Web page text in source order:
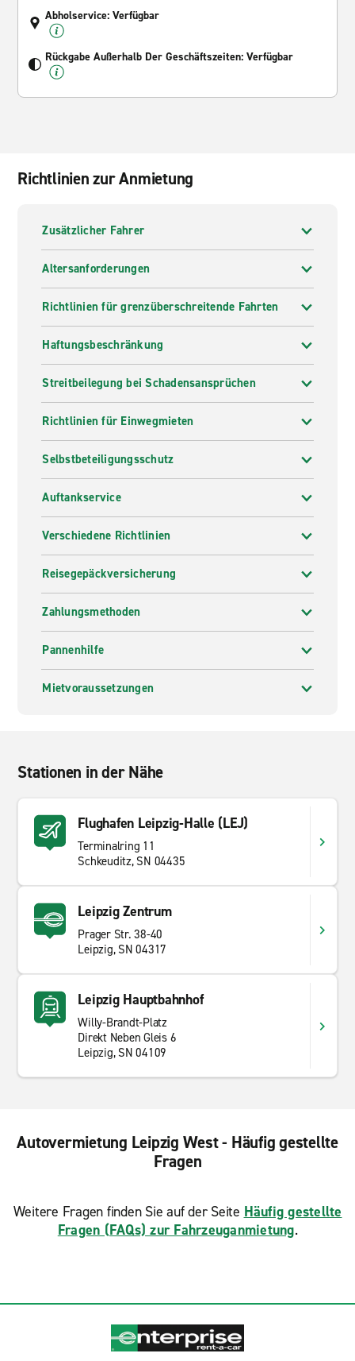
Abholservice: Verfügbar
Rückgabe Außerhalb Der Geschäftszeiten: Verfügbar
Richtlinien zur Anmietung
Zusätzlicher Fahrer
Altersanforderungen
Richtlinien für grenzüberschreitende Fahrten
Haftungsbeschränkung
Streitbeilegung bei Schadensansprüchen
Richtlinien für Einwegmieten
Selbstbeteiligungsschutz
Auftankservice
Verschiedene Richtlinien
Reisegepäckversicherung
Zahlungsmethoden
Pannenhilfe
Mietvoraussetzungen
Stationen in der Nähe
Flughafen Leipzig-Halle (LEJ)
Terminalring 11
Schkeuditz, SN 04435
Leipzig Zentrum
Prager Str. 38-40
Leipzig, SN 04317
Leipzig Hauptbahnhof
Willy-Brandt-Platz
Direkt Neben Gleis 6
Leipzig, SN 04109
Autovermietung Leipzig West - Häufig gestellte
Fragen
Weitere Fragen finden Sie auf der Seite Häufig gestellte
Fragen (FAQs) zur Fahrzeuganmietung.